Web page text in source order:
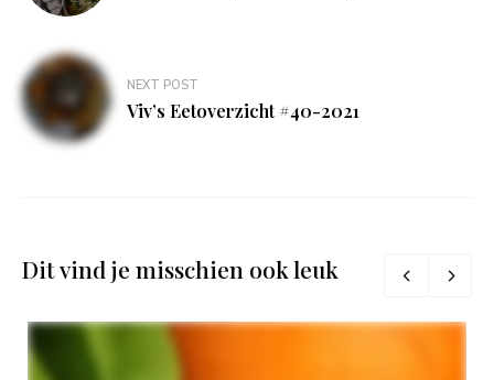
NEXT POST
Viv’s Eetoverzicht #40-2021
Dit vind je misschien ook leuk